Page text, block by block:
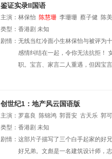
鉴证实录II国语
主演： 林保怡 陈慧珊 李珊珊 蔡子健 陈
类型： 香港剧 未知
剧情： 无线当红冷面小生林保怡与被评为
感情纠结在一起，令你无法抗拒！
职。宝言、家言二人重遇，但因宝
创世纪1：地产风云国语版
主演： 罗嘉良 陈锦鸿 郭晋安 古天乐 郭
类型： 香港剧 未知
剧情： 这部片子描写了三个白手起家的好
好兄弟。文彪是一名建筑设计师，